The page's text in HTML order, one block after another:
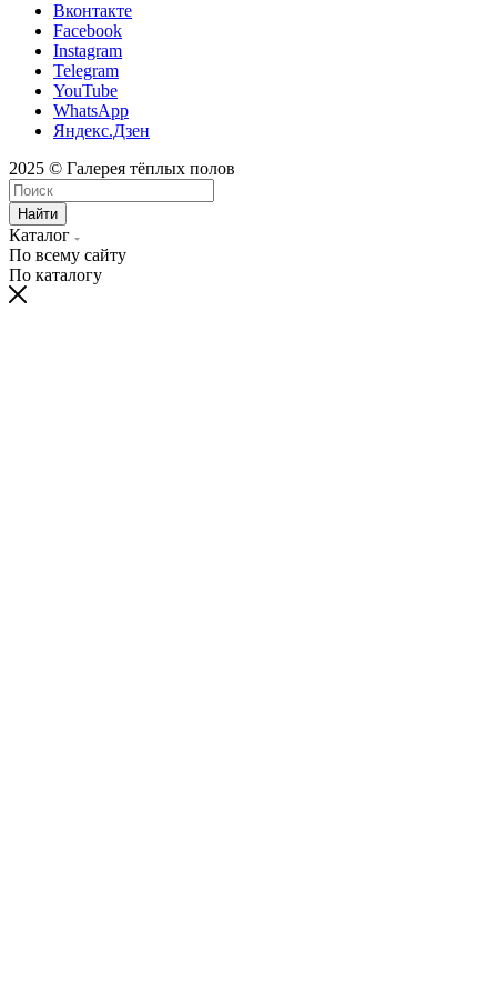
Вконтакте
Facebook
Instagram
Telegram
YouTube
WhatsApp
Яндекс.Дзен
2025 © Галерея тёплых полов
Найти
Каталог
По всему сайту
По каталогу